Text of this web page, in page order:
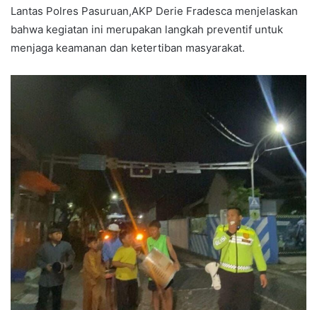
Lantas Polres Pasuruan,AKP Derie Fradesca menjelaskan
bahwa kegiatan ini merupakan langkah preventif untuk
menjaga keamanan dan ketertiban masyarakat.